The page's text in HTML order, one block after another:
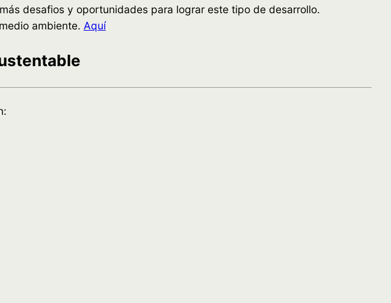
desafios y oportunidades para lograr este tipo de desarrollo.
ambiente. Aquí